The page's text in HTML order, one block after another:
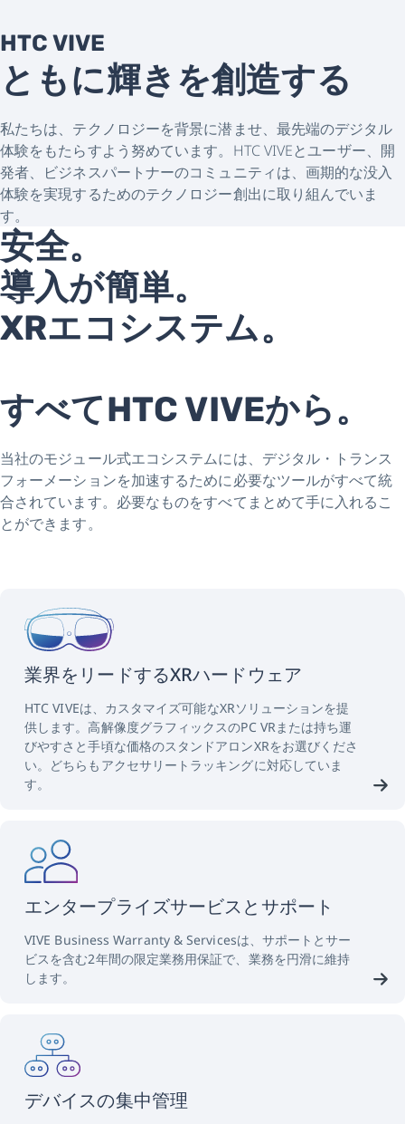
HTC VIVE
ともに輝きを創造する
私たちは、テクノロジーを背景に潜ませ、最先端のデジタル
体験をもたらすよう努めています。HTC VIVEとユーザー、開
発者、ビジネスパートナーのコミュニティは、画期的な没入
体験を実現するためのテクノロジー創出に取り組んでいま
す。
安全。
導入が簡単。
XRエコシステム。
すべてHTC VIVEから。
当社のモジュール式エコシステムには、デジタル・トランス
フォーメーションを加速するために必要なツールがすべて統
合されています。必要なものをすべてまとめて手に入れるこ
とができます。
業界をリードするXRハードウェア
HTC VIVEは、カスタマイズ可能なXRソリューションを提
供します。高解像度グラフィックスのPC VRまたは持ち運
びやすさと手頃な価格のスタンドアロンXRをお選びくださ
い。どちらもアクセサリートラッキングに対応していま
す。
エンタープライズサービスとサポート
VIVE Business Warranty & Servicesは、サポートとサー
ビスを含む2年間の限定業務用保証で、業務を円滑に維持
します。
デバイスの集中管理